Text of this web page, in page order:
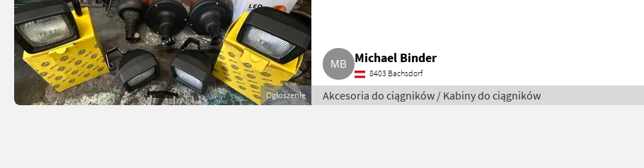
Ogłoszenie
Michael Binder
8403 Bachsdorf
Akcesoria do ciągników / Kabiny do ciągników